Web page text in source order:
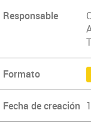
Responsable
Formato
Fecha de creación